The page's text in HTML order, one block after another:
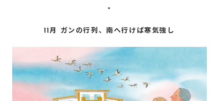
・
11月 ガンの行列、南へ行けば寒気強し